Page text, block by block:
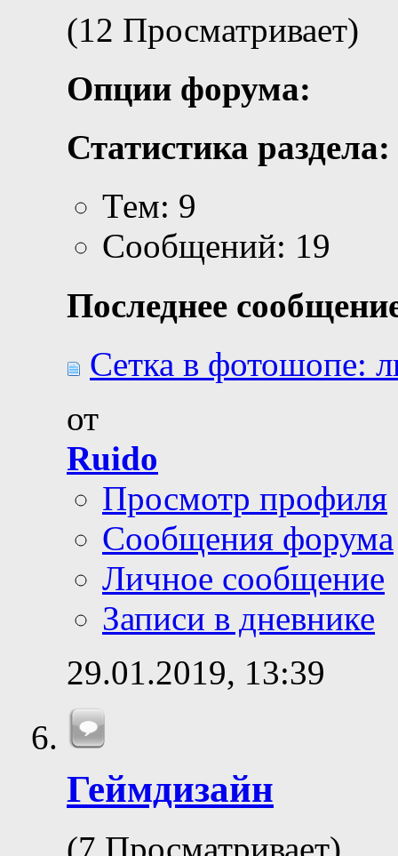
(12 Просматривает)
Опции форума:
Статистика раздела:
Тем: 9
Сообщений: 19
Последнее
Сетка в фотошопе:
от
Ruido
Просмотр профиля
Сообщения форума
Личное сообщение
Записи в дневнике
29.01.2019, 13:39
Геймдизайн
(7 Просматривает)